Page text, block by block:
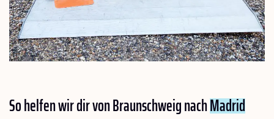
So helfen wir dir von Braunschweig nachMadrid